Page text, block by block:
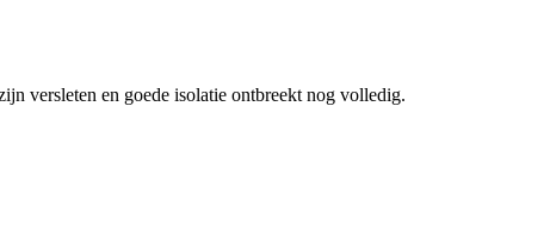
versleten en goede isolatie ontbreekt nog volledig.